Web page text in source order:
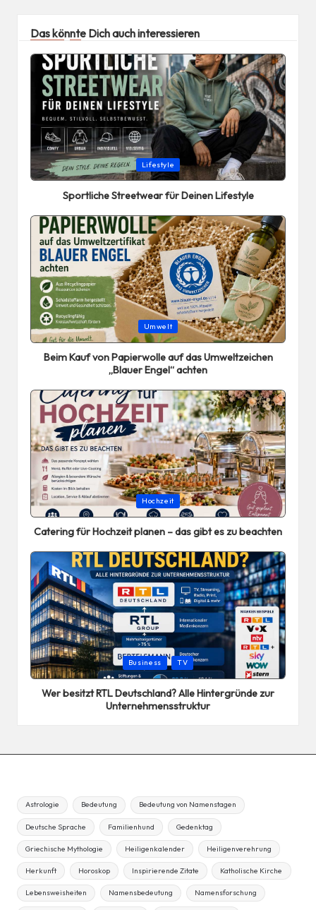
Das könnte Dich auch interessieren
Posted
in
Lifestyle
Sportliche Streetwear für Deinen Lifestyle
Posted
in
Umwelt
Beim Kauf von Papierwolle auf das Umweltzeichen
„Blauer Engel“ achten
Posted
in
Hochzeit
Catering für Hochzeit planen – das gibt es zu beachten
Posted
in
Business TV
Wer besitzt RTL Deutschland? Alle Hintergründe zur
Unternehmensstruktur
Astrologie Bedeutung Bedeutung von Namenstagen
Deutsche Sprache Familienhund Gedenktag
Griechische Mythologie Heiligenkalender Heiligenverehrung
Herkunft Horoskop Inspirierende Zitate Katholische Kirche
Lebensweisheiten Namensbedeutung Namensforschung